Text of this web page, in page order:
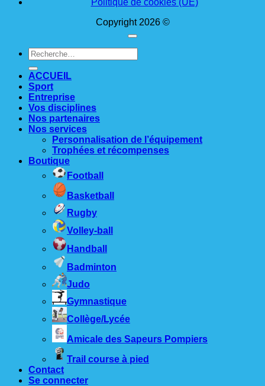
Copyright 2026 ©
Recherche
pour :
ACCUEIL
Sport
Entreprise
Vos disciplines
Nos partenaires
Nos services
Personnalisation de l’équipement
Trophées et récompenses
Boutique
Football
Basketball
Rugby
Volley-ball
Handball
Badminton
Judo
Gymnastique
Collège/Lycée
Amicale des Sapeurs Pompiers
Trail course à pied
Contact
Se connecter